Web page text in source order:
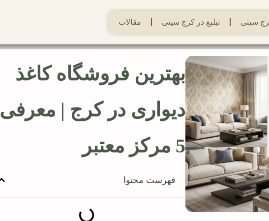
سیتی تبلیغ در کرج سیتی مقالات
بهترین فروشگاه کاغذ
دیواری در کرج | معرفی
5 مرکز معتبر
فهرست محتوا